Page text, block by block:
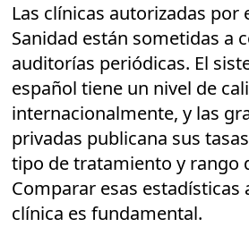
Las clínicas autorizadas por
Sanidad están sometidas a
auditorías periódicas. El
español tiene un nivel de
internacionalmente, y las
privadas publicana sus
tipo de tratamiento y rango
Comparar esas estadísticas
clínica es fundamental.